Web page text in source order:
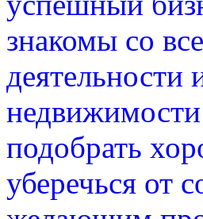
знакомы со
деятельности
подобрать
уберечься от